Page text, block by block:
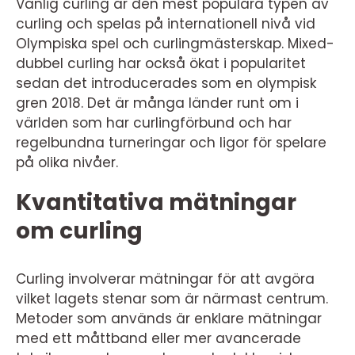
curling och spelas på internationell nivå vid
Olympiska spel och curlingmästerskap. Mixed-
dubbel curling har också ökat i popularitet
sedan det introducerades som en olympisk
gren 2018. Det är många länder runt om i
världen som har curlingförbund och har
regelbundna turneringar och ligor för spelare
på olika nivåer.
Kvantitativa mätningar
om curling
Curling involverar mätningar för att avgöra
vilket lagets stenar som är närmast centrum.
Metoder som används är enklare mätningar
med ett måttband eller mer avancerade